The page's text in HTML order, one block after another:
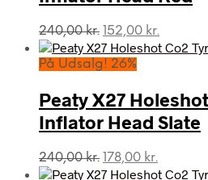
240,00kr. Den
oprindelige
pris
240,00 kr..
152,00 kr.
aktuelle
152,00
På Udsalg! 26%
Peaty X27
Inflator Head Slate
240,00kr. Den
oprindelige
178,00 kr.
aktuelle